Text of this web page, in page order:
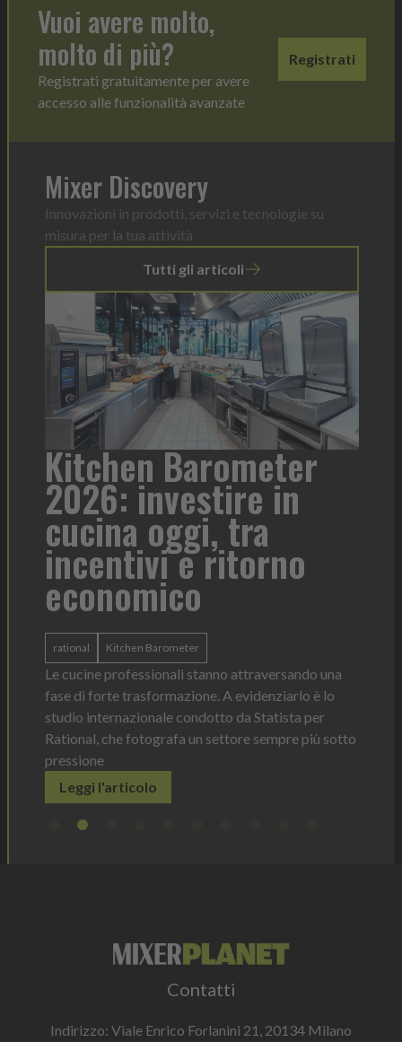
Vuoi avere molto,
molto di più?
Registrati gratuitamente per avere
accesso alle funzionalità avanzate
Registrati
Mixer Discovery
Innovazioni in prodotti, servizi e tecnologie su
misura per la tua attività
Tutti gli articoli
Kitchen Barometer
2026: investire in
cucina oggi, tra
incentivi e ritorno
economico
rational Kitchen Barometer
Le cucine professionali stanno attraversando una
fase di forte trasformazione. A evidenziarlo è lo
studio internazionale condotto da Statista per
Rational, che fotografa un settore sempre più sotto
pressione
Leggi l'articolo
Contatti
Indirizzo: Viale Enrico Forlanini 21, 20134 Milano